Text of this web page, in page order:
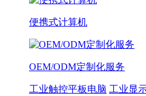
便携式计算机
OEM/ODM定制化服务
工业触控平板电脑 工业显